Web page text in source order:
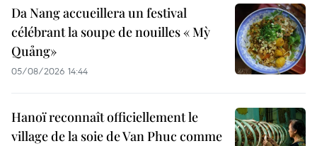
Da Nang accueillera un festival
célébrant la soupe de nouilles « Mỳ
Quảng»
05/08/2026 14:44
Hanoï reconnaît officiellement le
village de la soie de Van Phuc comme